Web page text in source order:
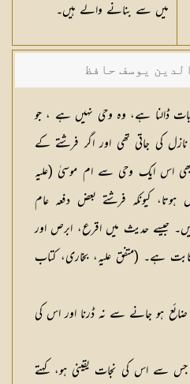
میں سے بنانے والے ہیں۔
یوسف حافظ
ڈالنا ہے، وہ وحی نہیں ہے ، جو
کی جاتی تھی اور اگر فرشتے کے
اس ایک وحی سے ام موسیٰ (عليہ
ہوتا، کیونکہ فرشتے بعض دفعہ عام
جیسے حدیث میں اقرع، ابرص اور
ہے۔ (متفق علیہ، بخاری، کتاب
ہو جانے سے نہ ڈرنا اور اس کی
سے اس کی نجات یقینی ہو، کہتے